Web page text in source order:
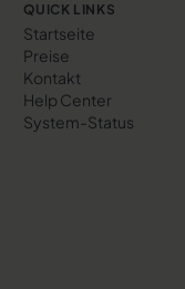
QUICK LINKS
Startseite
Preise
Kontakt
Help Center
System-Status